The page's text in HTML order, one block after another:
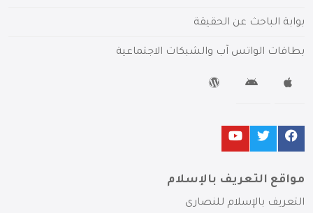
بوابة الباحث عن الحقيقة
بطاقات الواتس آب والشبكات الاجتماعية
مواقع التعريف بالإسلام
التعريف بالإسلام للنصارى